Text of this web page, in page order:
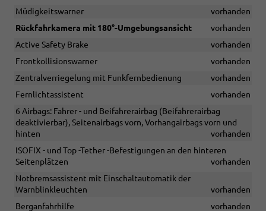
Müdigkeitswarner
vorhanden
Rückfahrkamera mit 180°-Umgebungsansicht
vorhanden
Active Safety Brake
vorhanden
Frontkollisionswarner
vorhanden
Zentralverriegelung mit Funkfernbedienung
vorhanden
Fernlichtassistent
vorhanden
6 Airbags: Fahrer - und Beifahrerairbag (Beifahrerairbag
deaktivierbar), Seitenairbags vorn, Vorhangairbags vorn und
hinten
vorhanden
ISOFIX - und Top -Tether -Befestigungen an den hinteren
Seitenplätzen
vorhanden
Notbremsassistent mit Einschaltautomatik der
Warnblinkleuchten
vorhanden
Berganfahrhilfe
vorhanden